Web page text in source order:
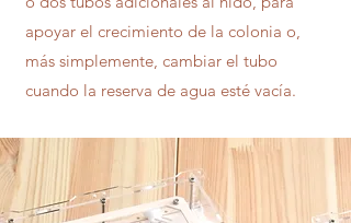
apoyar el crecimiento de la colonia o,
más simplemente, cambiar el tubo
cuando la reserva de agua esté vacía.